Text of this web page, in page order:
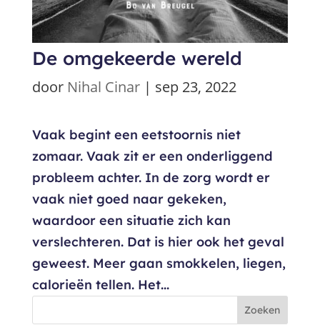
De omgekeerde wereld
door Nihal Cinar| sep 23, 2022
Vaak begint een eetstoornis niet
zomaar. Vaak zit er een onderliggend
probleem achter. In de zorg wordt er
vaak niet goed naar gekeken,
waardoor een situatie zich kan
verslechteren. Dat is hier ook het geval
geweest. Meer gaan smokkelen, liegen,
calorieën tellen. Het...